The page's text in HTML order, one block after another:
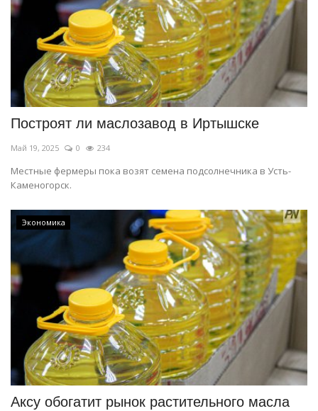
Построят ли маслозавод в Иртышске
Май 19, 2025 0 234
Местные фермеры пока возят семена подсолнечника в Усть-
Каменогорск.
Экономика
Аксу обогатит рынок растительного масла